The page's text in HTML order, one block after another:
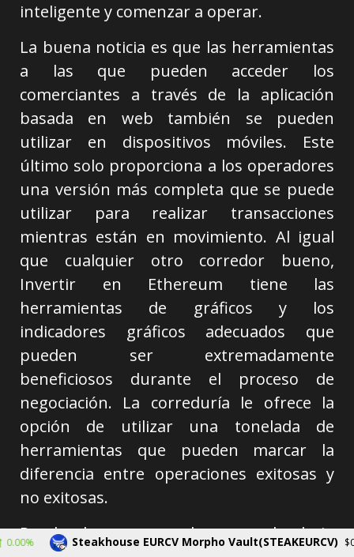
inteligente y comenzar a operar.
La buena noticia es que las herramientas
a las que pueden acceder los
comerciantes a través de la aplicación
basada en web también se pueden
utilizar en dispositivos móviles. Este
último solo proporciona a los operadores
una versión más completa que se puede
utilizar para realizar transacciones
mientras están en movimiento. Al igual
que cualquier otro corredor bueno,
Invertir en Ethereum tiene las
herramientas de gráficos y los
indicadores gráficos adecuados que
pueden ser extremadamente
beneficiosos durante el proceso de
negociación. La correduría le ofrece la
opción de utilizar una tonelada de
herramientas que pueden marcar la
diferencia entre operaciones exitosas y
no exitosas.
Puede hacer uso de un calendario
Steakhouse EURCV Morpho Vault(STEAKEURCV) $0.000000